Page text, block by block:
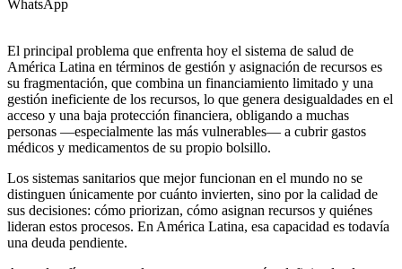
WhatsApp
El principal problema que enfrenta hoy el sistema de salud de
América Latina en términos de gestión y asignación de recursos es
su fragmentación, que combina un financiamiento limitado y una
gestión ineficiente de los recursos, lo que genera desigualdades en el
acceso y una baja protección financiera, obligando a muchas
personas —especialmente las más vulnerables— a cubrir gastos
médicos y medicamentos de su propio bolsillo.
Los sistemas sanitarios que mejor funcionan en el mundo no se
distinguen únicamente por cuánto invierten, sino por la calidad de
sus decisiones: cómo priorizan, cómo asignan recursos y quiénes
lideran estos procesos. En América Latina, esa capacidad es todavía
una deuda pendiente.